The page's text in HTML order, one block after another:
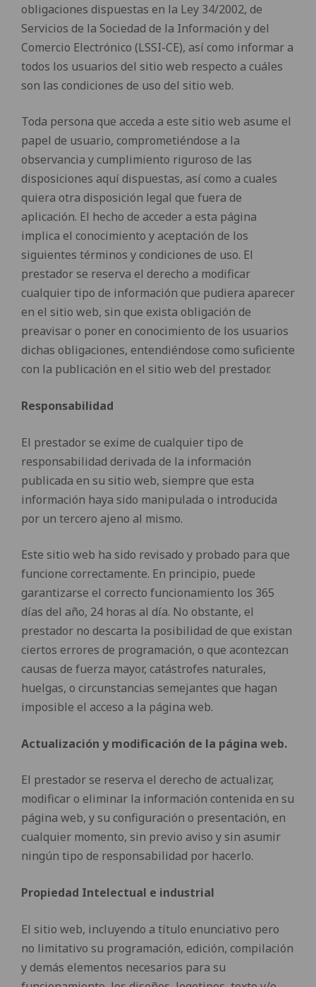
obligaciones dispuestas en la Ley 34/2002, de
Servicios de la Sociedad de la Información y del
Comercio Electrónico (LSSI-CE), así como informar a
todos los usuarios del sitio web respecto a cuáles
son las condiciones de uso del sitio web.
Toda persona que acceda a este sitio web asume el
papel de usuario, comprometiéndose a la
observancia y cumplimiento riguroso de las
disposiciones aquí dispuestas, así como a cuales
quiera otra disposición legal que fuera de
aplicación. El hecho de acceder a esta página
implica el conocimiento y aceptación de los
siguientes términos y condiciones de uso. El
prestador se reserva el derecho a modificar
cualquier tipo de información que pudiera aparecer
en el sitio web, sin que exista obligación de
preavisar o poner en conocimiento de los usuarios
dichas obligaciones, entendiéndose como suficiente
con la publicación en el sitio web del prestador.
Responsabilidad
El prestador se exime de cualquier tipo de
responsabilidad derivada de la información
publicada en su sitio web, siempre que esta
información haya sido manipulada o introducida
por un tercero ajeno al mismo.
Este sitio web ha sido revisado y probado para que
funcione correctamente. En principio, puede
garantizarse el correcto funcionamiento los 365
días del año, 24 horas al día. No obstante, el
prestador no descarta la posibilidad de que existan
ciertos errores de programación, o que acontezcan
causas de fuerza mayor, catástrofes naturales,
huelgas, o circunstancias semejantes que hagan
imposible el acceso a la página web.
Actualización y modificación de la página web.
El prestador se reserva el derecho de actualizar,
modificar o eliminar la información contenida en su
página web, y su configuración o presentación, en
cualquier momento, sin previo aviso y sin asumir
ningún tipo de responsabilidad por hacerlo.
Propiedad Intelectual e industrial
El sitio web, incluyendo a título enunciativo pero
no limitativo su programación, edición, compilación
y demás elementos necesarios para su